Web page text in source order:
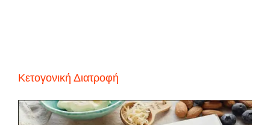
Κετογονική Διατροφή